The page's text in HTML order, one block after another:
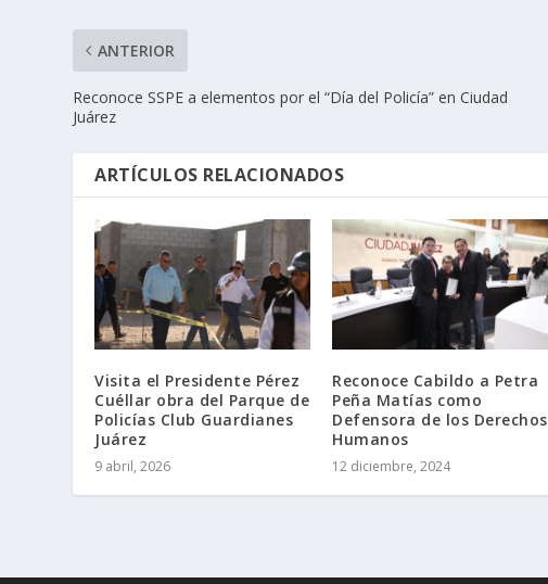
ANTERIOR
Reconoce SSPE a elementos por el “Día del Policía” en Ciudad
Juárez
ARTÍCULOS RELACIONADOS
Visita el Presidente Pérez
Cuéllar obra del Parque de
Policías Club Guardianes
Juárez
9 abril, 2026
Reconoce Cabildo a Petra
Peña Matías como
Defensora de los Derechos
Humanos
12 diciembre, 2024